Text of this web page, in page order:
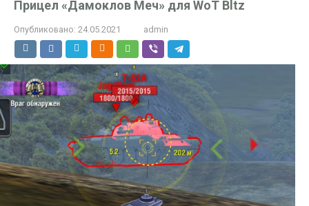
Прицел «Дамоклов Меч» для WoT Bltz
Опубликовано: 24.05.2021 admin